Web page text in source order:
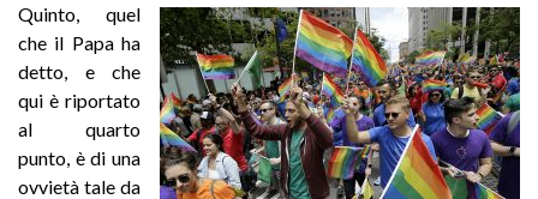
Quinto, quel
che il Papa ha
detto, e che
qui è riportato
al quarto
punto, è di una
ovvietà tale da